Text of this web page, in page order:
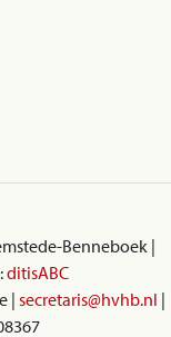
Benneboek |
ditisABC
| secretaris@hvhb.nl |